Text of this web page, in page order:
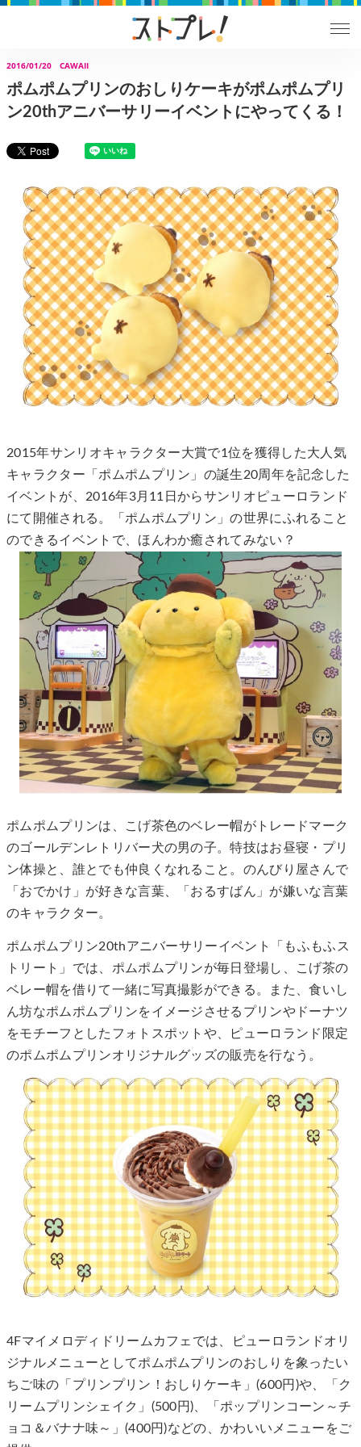
2016/01/20 CAWAII
ポムポムプリンのおしりケーキがポムポムプリ
ン20thアニバーサリーイベントにやってくる！
2015年サンリオキャラクター大賞で1位を獲得した大人気
キャラクター「ポムポムプリン」の誕生20周年を記念した
イベントが、2016年3月11日からサンリオピューロランド
にて開催される。「ポムポムプリン」の世界にふれること
のできるイベントで、ほんわか癒されてみない？
ポムポムプリンは、こげ茶色のベレー帽がトレードマーク
のゴールデンレトリバー犬の男の子。特技はお昼寝・プリ
ン体操と、誰とでも仲良くなれること。のんびり屋さんで
「おでかけ」が好きな言葉、「おるすばん」が嫌いな言葉
のキャラクター。
ポムポムプリン20thアニバーサリーイベント「もふもふス
トリート」では、ポムポムプリンが毎日登場し、こげ茶の
ベレー帽を借りて一緒に写真撮影ができる。また、食いし
ん坊なポムポムプリンをイメージさせるプリンやドーナツ
をモチーフとしたフォトスポットや、ピューロランド限定
のポムポムプリンオリジナルグッズの販売を行なう。
4Fマイメロディドリームカフェでは、ピューロランドオリ
ジナルメニューとしてポムポムプリンのおしりを象ったい
ちご味の「プリンプリン！おしりケーキ」(600円)や、「ク
リームプリンシェイク」(500円)、「ポップリンコーン～チ
ョコ＆バナナ味～」(400円)などの、かわいいメニューをご